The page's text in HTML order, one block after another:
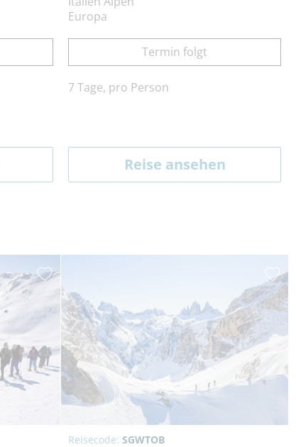
Europa
Termin folgt
7 Tage, pro Person
Reise ansehen
Reisecode: SGWTOB